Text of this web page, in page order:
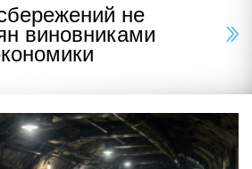
не
виновниками